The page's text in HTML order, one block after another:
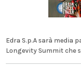
Edra S.p.A sarà media
Longevity Summit che